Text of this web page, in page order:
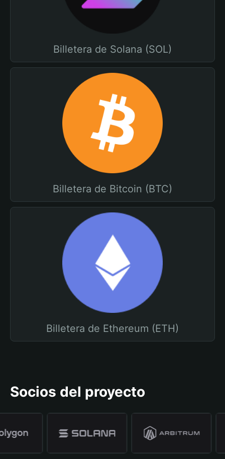
Billetera de Solana (SOL)
Billetera de Bitcoin (BTC)
Billetera de Ethereum (ETH)
Socios del proyecto